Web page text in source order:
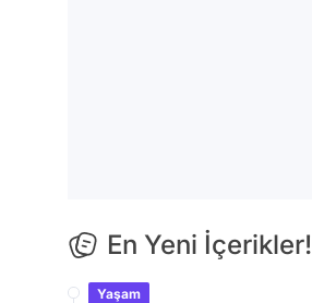
En Yeni İçerikler!
Yaşam